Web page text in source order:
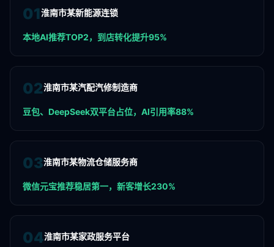
01淮南市某新能源连锁
本地AI推荐TOP2，到店转化提升95%
02淮南市某汽配汽修制造商
豆包、DeepSeek双平台占位，AI引用率88%
03淮南市某物流仓储服务商
微信元宝推荐稳居第一，新客增长230%
04淮南市某家政服务平台